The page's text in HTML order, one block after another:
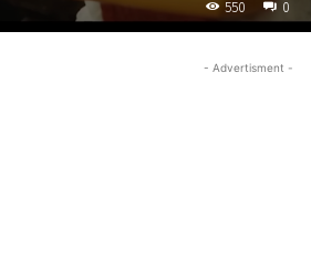
550 0
- Advertisment -